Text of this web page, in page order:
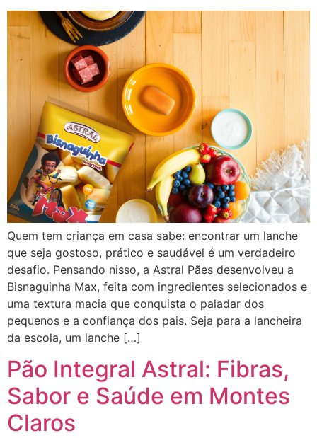
Quem tem criança em casa sabe: encontrar um lanche
que seja gostoso, prático e saudável é um verdadeiro
desafio. Pensando nisso, a Astral Pães desenvolveu a
Bisnaguinha Max, feita com ingredientes selecionados e
uma textura macia que conquista o paladar dos
pequenos e a confiança dos pais. Seja para a lancheira
da escola, um lanche […]
Pão Integral Astral: Fibras,
Sabor e Saúde em Montes
Claros